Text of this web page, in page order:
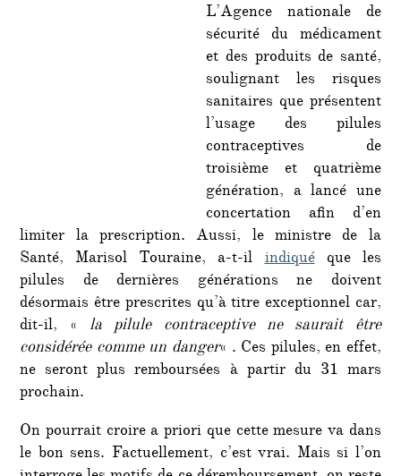
L’Agence nationale de
sécurité du médicament
et des produits de santé,
soulignant les risques
sanitaires que présentent
l’usage des pilules
contraceptives de
troisième et quatrième
génération, a lancé une
concertation afin d’en
limiter la prescription. Aussi, le ministre de la
Santé, Marisol Touraine, a-t-ilindiquéque les
pilules de dernières générations ne doivent
désormais être prescrites qu’à titre exceptionnel car,
dit-il, «la pilule contraceptive ne saurait être
considérée comme un danger« . Ces pilules, en effet,
ne seront plus remboursées à partir du 31 mars
prochain.
On pourrait croire a priori que cette mesure va dans
le bon sens. Factuellement, c’est vrai. Mais si l’on